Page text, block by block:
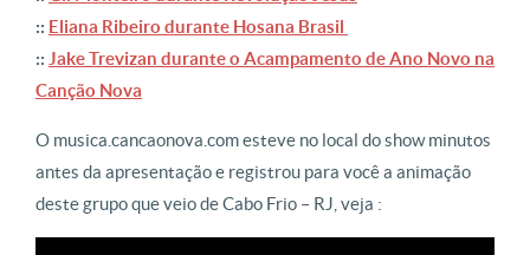
:: Eliana Ribeiro durante Hosana Brasil
:: Jake Trevizan durante o Acampamento de Ano Novo na
Canção Nova
O musica.cancaonova.com esteve no local do show minutos
antes da apresentação e registrou para você a animação
deste grupo que veio de Cabo Frio – RJ, veja :